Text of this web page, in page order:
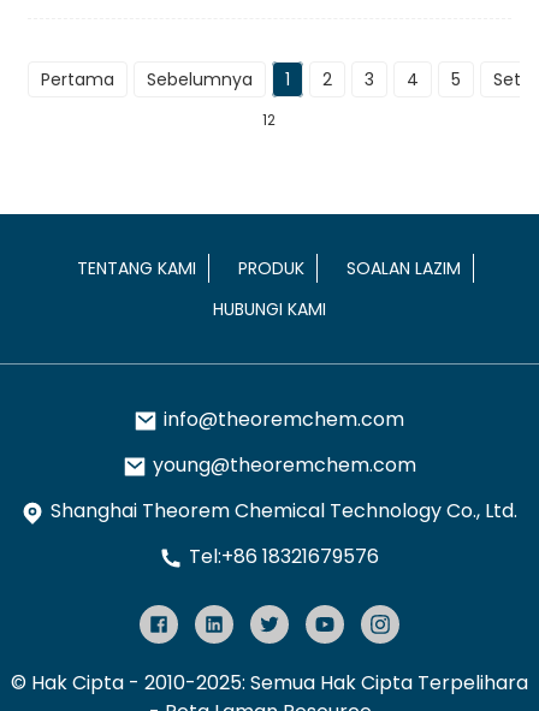
Pertama Sebelumnya 1 2 3 4 5
12
TENTANG KAMI PRODUK
SOALAN LAZIM
HUBUNGI KAMI
info@theoremchem.com
young@theoremchem.com
Shanghai Theorem Chemical Technology Co., Ltd.
Tel:+86 18321679576
© Hak Cipta - 2010-2025: Semua Hak Cipta Terpelihara